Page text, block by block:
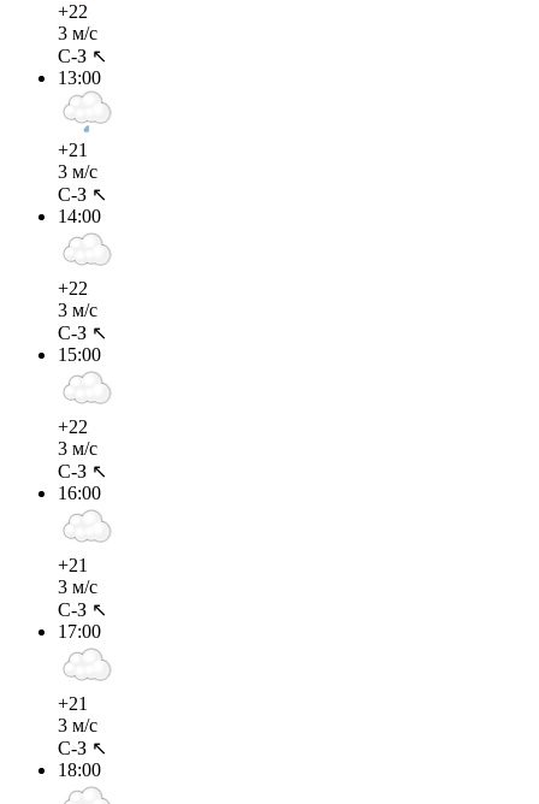
+22
3 м/с
С-З ↖
13:00
+21
3 м/с
С-З ↖
14:00
+22
3 м/с
С-З ↖
15:00
+22
3 м/с
С-З ↖
16:00
+21
3 м/с
С-З ↖
17:00
+21
3 м/с
С-З ↖
18:00